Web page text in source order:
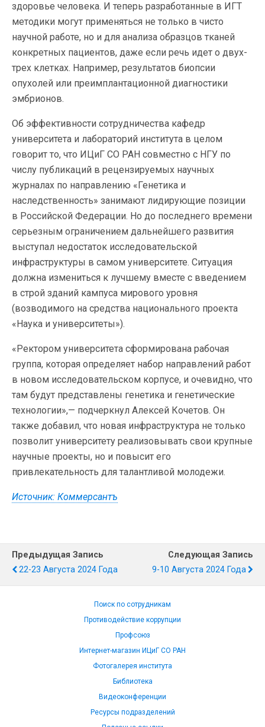
здоровье человека. И теперь разработанные в ИГТ
методики могут применяться не только в чисто
научной работе, но и для анализа образцов тканей
конкретных пациентов, даже если речь идет о двух-
трех клетках. Например, результатов биопсии
опухолей или преимплантационной диагностики
эмбрионов.
Об эффективности сотрудничества кафедр
университета и лабораторий института в целом
говорит то, что ИЦиГ СО РАН совместно с НГУ по
числу публикаций в рецензируемых научных
журналах по направлению «Генетика и
наследственность» занимают лидирующие позиции
в Российской Федерации. Но до последнего времени
серьезным ограничением дальнейшего развития
выступал недостаток исследовательской
инфраструктуры в самом университете. Ситуация
должна измениться к лучшему вместе с введением
в строй зданий кампуса мирового уровня
(возводимого на средства национального проекта
«Наука и университеты»).
«Ректором университета сформирована рабочая
группа, которая определяет набор направлений работ
в новом исследовательском корпусе, и очевидно, что
там будут представлены генетика и генетические
технологии»,— подчеркнул Алексей Кочетов. Он
также добавил, что новая инфраструктура не только
позволит университету реализовывать свои крупные
научные проекты, но и повысит его
привлекательность для талантливой молодежи.
Источник: Коммерсантъ
Предыдущая Запись
22-23 Августа 2024 Года
Следующая Запись
9-10 Августа 2024 Года
Поиск по сотрудникам
Противодействие коррупции
Профсоюз
Интернет-магазин ИЦиГ СО РАН
Фотогалерея института
Библиотека
Видеоконференции
Ресурсы подразделений